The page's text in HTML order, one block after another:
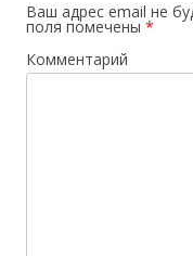
Ваш адрес email не
поля помечены *
Комментарий